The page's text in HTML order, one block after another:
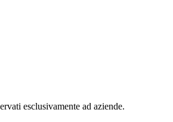
esclusivamente ad aziende.